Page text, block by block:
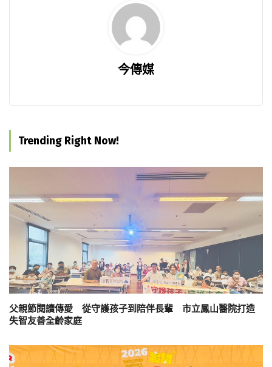
今傳媒
Trending Right Now!
父親節閱讀傳愛 從守護孩子到陪伴長輩 市立鳳山醫院打造
失智友善全齡家庭